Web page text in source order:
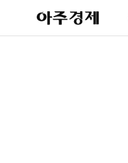
아
주
제